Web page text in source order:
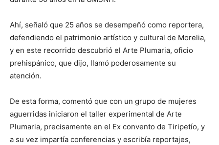
Ahí, señaló que 25 años se desempeñó como reportera,
defendiendo el patrimonio artístico y cultural de Morelia,
y en este recorrido descubrió el Arte Plumaria, oficio
prehispánico, que dijo, llamó poderosamente su
atención.
De esta forma, comentó que con un grupo de mujeres
aguerridas iniciaron el taller experimental de Arte
Plumaria, precisamente en el Ex convento de Tiripetío, y
a su vez impartía conferencias y escribía reportajes,